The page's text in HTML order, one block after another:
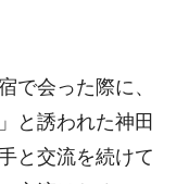
で会った際に、
と誘われた神田
と交流を続けて